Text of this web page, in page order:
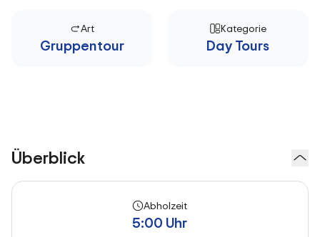
Art
Gruppentour
Kategorie
Day Tours
Überblick
Abholzeit
5:00 Uhr